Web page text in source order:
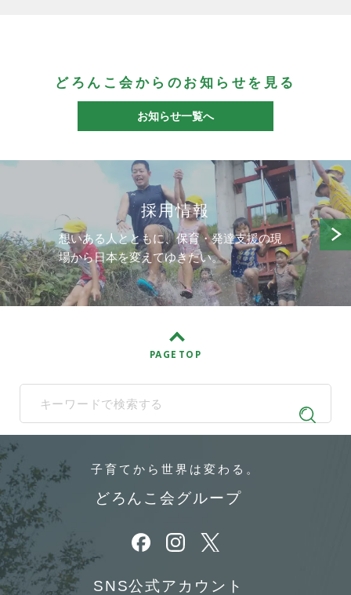
どろんこ会からのお知らせを見る
お知らせ一覧へ
採用情報
想いある人とともに、保育・発達支援の現
場から日本を変えてゆきたい。
PAGE TOP
When autocomplete results are available use up and down
子育てから 世界は変わる。
どろんこ会グループ
別ウィンドウで開きます
別ウィンドウで開きます
別ウィンドウで開きます
SNS公式アカウント